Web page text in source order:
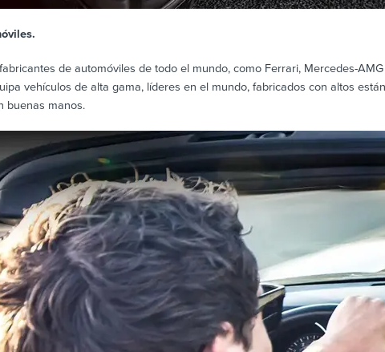
de automóviles de todo el mundo, como Ferrari, Mercedes-
vehículos de alta gama, líderes en el mundo, fabricados con altos
buenas manos.